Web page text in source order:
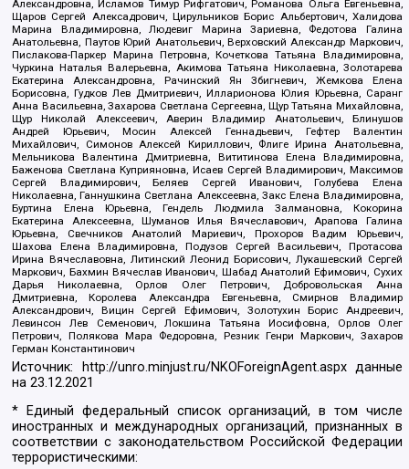
Александровна, Исламов Тимур Рифгатович, Романова Ольга Евгеньевна,
Щаров Сергей Алексадрович, Цирульников Борис Альбертович, Халидова
Марина Владимировна, Людевиг Марина Зариевна, Федотова Галина
Анатольевна, Паутов Юрий Анатольевич, Верховский Александр Маркович,
Пислакова-Паркер Марина Петровна, Кочеткова Татьяна Владимировна,
Чуркина Наталья Валерьевна, Акимова Татьяна Николаевна, Золотарева
Екатерина Александровна, Рачинский Ян Збигневич, Жемкова Елена
Борисовна, Гудков Лев Дмитриевич, Илларионова Юлия Юрьевна, Саранг
Анна Васильевна, Захарова Светлана Сергеевна, Щур Татьяна Михайловна,
Щур Николай Алексеевич, Аверин Владимир Анатольевич, Блинушов
Андрей Юрьевич, Мосин Алексей Геннадьевич, Гефтер Валентин
Михайлович, Симонов Алексей Кириллович, Флиге Ирина Анатольевна,
Мельникова Валентина Дмитриевна, Вититинова Елена Владимировна,
Баженова Светлана Куприяновна, Исаев Сергей Владимирович, Максимов
Сергей Владимирович, Беляев Сергей Иванович, Голубева Елена
Николаевна, Ганнушкина Светлана Алексеевна, Закс Елена Владимировна,
Буртина Елена Юрьевна, Гендель Людмила Залмановна, Кокорина
Екатерина Алексеевна, Шуманов Илья Вячеславович, Арапова Галина
Юрьевна, Свечников Анатолий Мариевич, Прохоров Вадим Юрьевич,
Шахова Елена Владимировна, Подузов Сергей Васильевич, Протасова
Ирина Вячеславовна, Литинский Леонид Борисович, Лукашевский Сергей
Маркович, Бахмин Вячеслав Иванович, Шабад Анатолий Ефимович, Сухих
Дарья Николаевна, Орлов Олег Петрович, Добровольская Анна
Дмитриевна, Королева Александра Евгеньевна, Смирнов Владимир
Александрович, Вицин Сергей Ефимович, Золотухин Борис Андреевич,
Левинсон Лев Семенович, Локшина Татьяна Иосифовна, Орлов Олег
Петрович, Полякова Мара Федоровна, Резник Генри Маркович, Захаров
Герман Константинович
Источник: http://unro.minjust.ru/NKOForeignAgent.aspxданные
на23.12.2021
* Единый федеральный список организаций, в том числе
иностранных и международных организаций, признанных в
соответствии с законодательством Российской Федерации
террористическими: